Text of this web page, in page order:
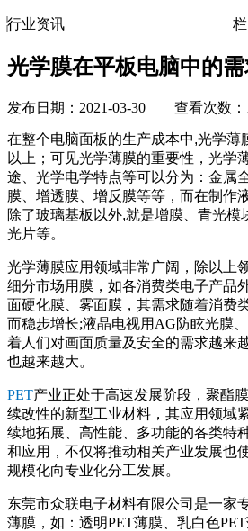
行业资讯
光学膜在平板电脑中的
发布日期：2021-03-30 查看次数：
在整个电脑面板的生产成本中,光学薄
以上；可见光学薄膜的重要性，光学
途、光学电学特点等可以分为：金属
膜、增透膜、增反膜等等，而在制作
除了玻璃基板以外,就是增膜、青光模
光片等。
光学薄膜应用领域非常广阔，除以上
细分市场用膜，如各消费类电子产品
面硬化膜、雾面膜，其需求随着消费
而稳步增长;液晶电视用AG防眩光膜
着人们对画面质量及安全的需求越来
也越来越大。
PET产业正处于高速发展阶段，聚酯
续改性的新型工业材料，其应用领域
续地拓展、高性能、多功能的各类特
和应用，不仅将推动相关产业发展也
规模化向专业化分工发展。
东莞市众联电子材料有限公司是一家
薄膜，如：透明PET薄膜、乳白色